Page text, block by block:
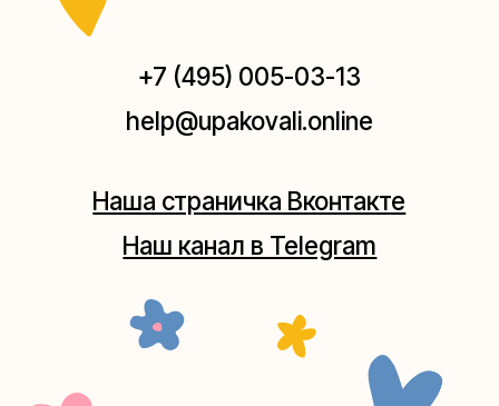
Мастерские упаковки подарков работают без
(как пройти)
Мастерская на Плющихе
+7 (980) 495-03-13